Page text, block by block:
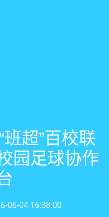
超”百校联
园足球协作
06-04 16:38:00